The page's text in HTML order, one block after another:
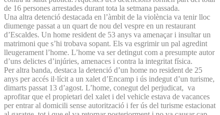
de 16 persones arrestades durant tota la setmana passada.
Una altra detenció destacada en l’àmbit de la violència va tenir lloc
diumenge passat a un quart de nou del vespre en un restaurant
d’Escaldes. Un home resident de 53 anys va amenaçar i insultar un
matrimoni que s’hi trobava sopant. Els va esgrimir un pal agredint
lleugerament l’home. L’home va ser detingut com a presumpte autor
d’uns delictes d’injúries, amenaces i contra la integritat física.
Per altra banda, destaca la detenció d’un home no resident de 25
anys per accés il·lícit a un xalet d’Encamp i ús indegut d’un turisme,
dimarts passat 13 d’agost. L’home, conegut del perjudicat, va
aprofitar que el propietari del xalet i del vehicle estava de vacances
per entrar al domicili sense autorització i fer ús del turisme estacionat